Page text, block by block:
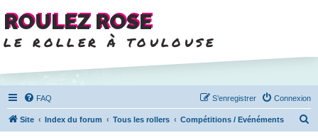
ROULEZ ROSE
le roller à toulouse
FAQ Connexion
S’enregistrer
Site Index du forum Tous les rollers Compétitions / Evénéments